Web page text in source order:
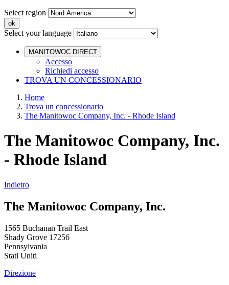
Select region
Select your language
MANITOWOC DIRECT
Accesso
Richiedi accesso
TROVA UN CONCESSIONARIO
Home
Trova un concessionario
The Manitowoc Company, Inc. - Rhode Island
The Manitowoc Company, Inc.
- Rhode Island
Indietro
The Manitowoc Company, Inc.
1565 Buchanan Trail East
Shady Grove 17256
Pennsylvania
Stati Uniti
Direzione